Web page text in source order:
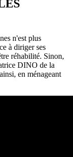
n'est plus
à diriger ses
réhabilité. Sinon,
DINO de la
en ménageant